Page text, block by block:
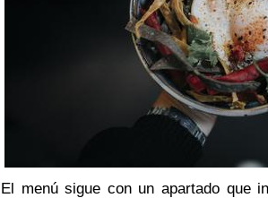
El menú sigue con un apartado que